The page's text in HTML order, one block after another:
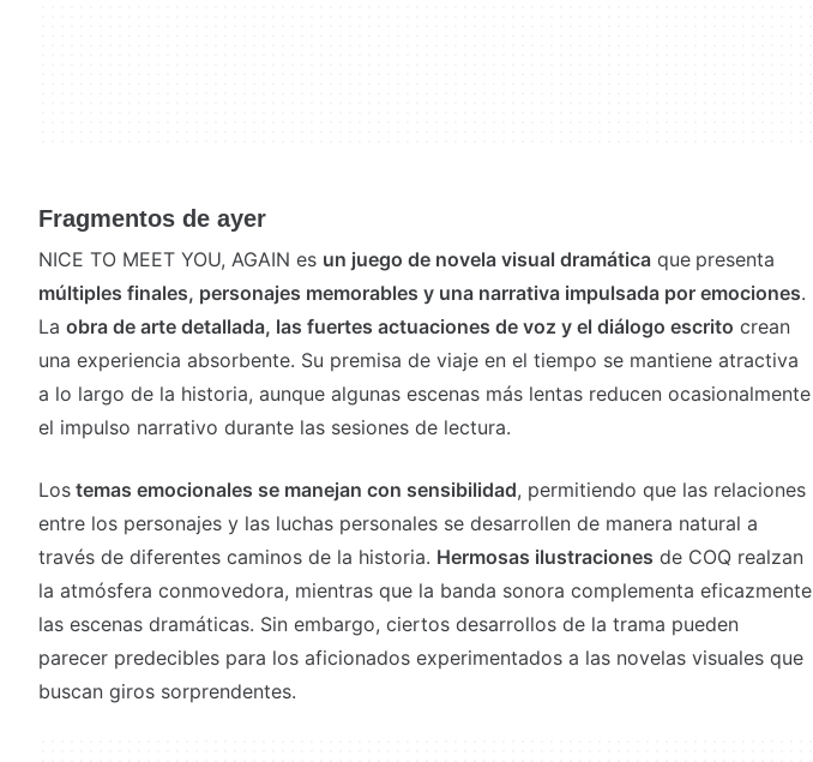
Fragmentos de ayer
NICE TO MEET YOU, AGAIN es un juego de novela visual dramática que presenta
múltiples finales, personajes memorables y una narrativa impulsada por emociones.
La obra de arte detallada, las fuertes actuaciones de voz y el diálogo escrito crean
una experiencia absorbente. Su premisa de viaje en el tiempo se mantiene atractiva
a lo largo de la historia, aunque algunas escenas más lentas reducen ocasionalmente
el impulso narrativo durante las sesiones de lectura.
Los temas emocionales se manejan con sensibilidad, permitiendo que las relaciones
entre los personajes y las luchas personales se desarrollen de manera natural a
través de diferentes caminos de la historia. Hermosas ilustraciones de COQ realzan
la atmósfera conmovedora, mientras que la banda sonora complementa eficazmente
las escenas dramáticas. Sin embargo, ciertos desarrollos de la trama pueden
parecer predecibles para los aficionados experimentados a las novelas visuales que
buscan giros sorprendentes.